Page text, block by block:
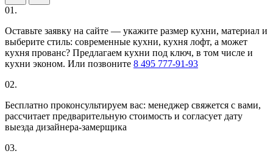
01.
Оставьте заявку на сайте — укажите размер кухни, материал и
выберите стиль: современные кухни, кухня лофт, а может
кухня прованс? Предлагаем кухни под ключ, в том числе и
кухни эконом. Или позвоните 8 495 777-91-93
02.
Бесплатно проконсультируем вас: менеджер свяжется с вами,
рассчитает предварительную стоимость и согласует дату
выезда дизайнера-замерщика
03.